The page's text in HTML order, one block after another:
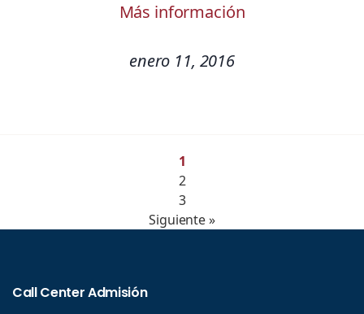
Más información
enero 11, 2016
1
2
3
Siguiente »